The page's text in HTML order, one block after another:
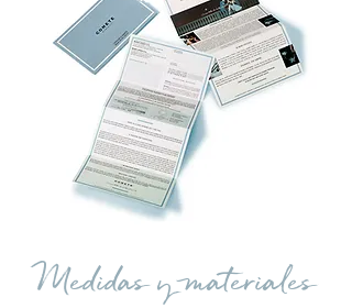
Medidas y materiales